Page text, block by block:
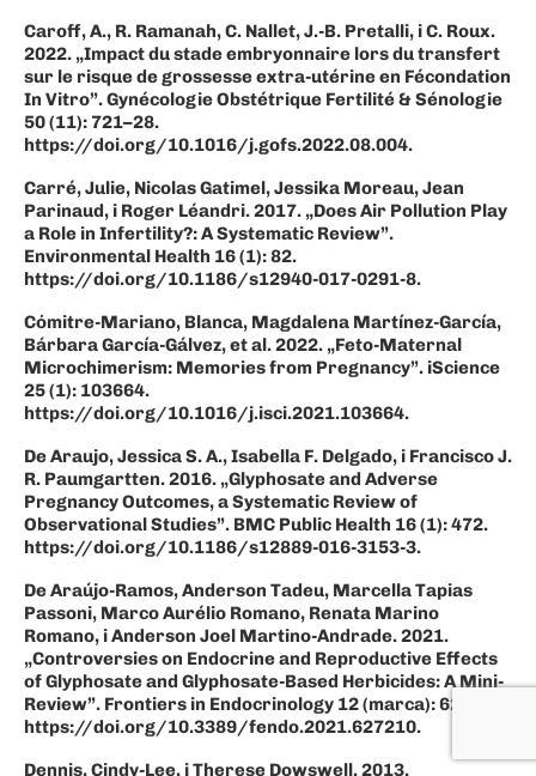
Caroff, A., R. Ramanah, C. Nallet, J.-B. Pretalli, i C. Roux.
2022. „Impact du stade embryonnaire lors du transfert
sur le risque de grossesse extra-utérine en Fécondation
In Vitro”. Gynécologie Obstétrique Fertilité & Sénologie
50 (11): 721–28.
https://doi.org/10.1016/j.gofs.2022.08.004.
Carré, Julie, Nicolas Gatimel, Jessika Moreau, Jean
Parinaud, i Roger Léandri. 2017. „Does Air Pollution Play
a Role in Infertility?: A Systematic Review”.
Environmental Health 16 (1): 82.
https://doi.org/10.1186/s12940-017-0291-8.
Cómitre-Mariano, Blanca, Magdalena Martínez-García,
Bárbara García-Gálvez, et al. 2022. „Feto-Maternal
Microchimerism: Memories from Pregnancy”. iScience
25 (1): 103664.
https://doi.org/10.1016/j.isci.2021.103664.
De Araujo, Jessica S. A., Isabella F. Delgado, i Francisco J.
R. Paumgartten. 2016. „Glyphosate and Adverse
Pregnancy Outcomes, a Systematic Review of
Observational Studies”. BMC Public Health 16 (1): 472.
https://doi.org/10.1186/s12889-016-3153-3.
De Araújo-Ramos, Anderson Tadeu, Marcella Tapias
Passoni, Marco Aurélio Romano, Renata Marino
Romano, i Anderson Joel Martino-Andrade. 2021.
„Controversies on Endocrine and Reproductive Effects
of Glyphosate and Glyphosate-Based Herbicides: A Mini-
Review”. Frontiers in Endocrinology 12 (marca): 627210.
https://doi.org/10.3389/fendo.2021.627210.
Dennis, Cindy-Lee, i Therese Dowswell. 2013.